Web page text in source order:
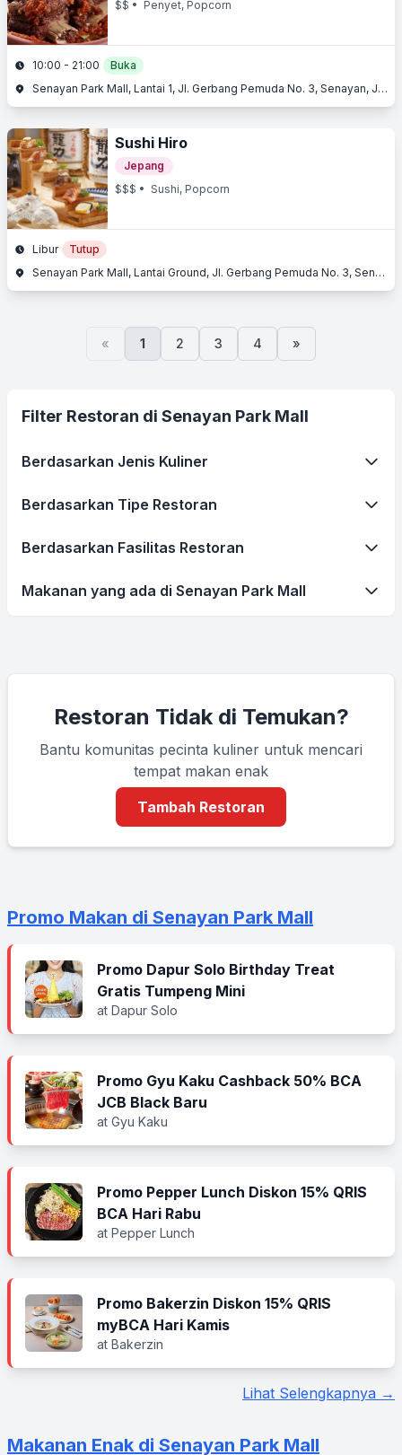
$$ • Penyet, Popcorn
10:00 - 21:00
Buka
Senayan Park Mall, Lantai 1, Jl. Gerbang Pemuda No. 3, Senayan, Jakarta Selatan, Jakarta
Sushi Hiro
Jepang
$$$ • Sushi, Popcorn
Libur
Tutup
Senayan Park Mall, Lantai Ground, Jl. Gerbang Pemuda No. 3, Senayan, Jakarta Selatan, Jakarta
« 1 2 3 4 »
Filter Restoran di Senayan Park Mall
Berdasarkan Jenis Kuliner
Berdasarkan Tipe Restoran
Berdasarkan Fasilitas Restoran
Makanan yang ada di Senayan Park Mall
Restoran Tidak di Temukan?
Bantu komunitas pecinta kuliner untuk mencari
tempat makan enak
Tambah Restoran
Promo Makan di Senayan Park Mall
Promo Dapur Solo Birthday Treat
Gratis Tumpeng Mini
at Dapur Solo
Promo Gyu Kaku Cashback 50% BCA
JCB Black Baru
at Gyu Kaku
Promo Pepper Lunch Diskon 15% QRIS
BCA Hari Rabu
at Pepper Lunch
Promo Bakerzin Diskon 15% QRIS
myBCA Hari Kamis
at Bakerzin
Lihat Selengkapnya →
Makanan Enak di Senayan Park Mall